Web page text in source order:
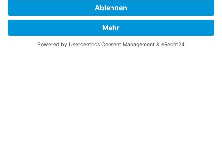
Datenschutz|Login
Kontakt
© Wilhelm-August-Lay-Schule Bötzingen 2026, Custom
Design byWebdesign Schreiber